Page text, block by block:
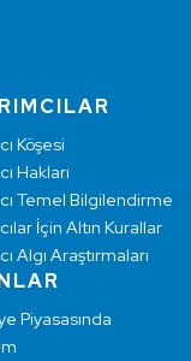
Köşesi
Hakları
Temel Bilgilendirme
İçin Altın Kurallar
Algı Araştırmaları
Piyasasında